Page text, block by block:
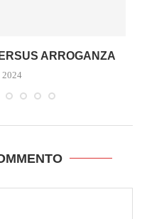
ARROGANZA
2024